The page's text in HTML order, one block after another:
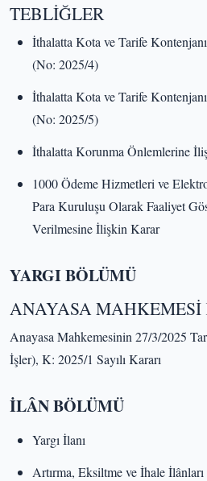
TEBLİĞLER
İthalatta Kota ve Tarife
(No: 2025/4)
İthalatta Kota ve Tarife
(No: 2025/5)
İthalatta Korunma Önlemlerine
1000 Ödeme Hizmetleri ve
Para Kuruluşu Olarak Faaliyet
Verilmesine İlişkin Karar
YARGI BÖLÜMÜ
ANAYASA
Anayasa Mahkemesinin 27/3/2025
İşler), K: 2025/1 Sayılı Kararı
İLÂN BÖLÜMÜ
Yargı İlanı
Artırma, Eksiltme ve İhale İlânları